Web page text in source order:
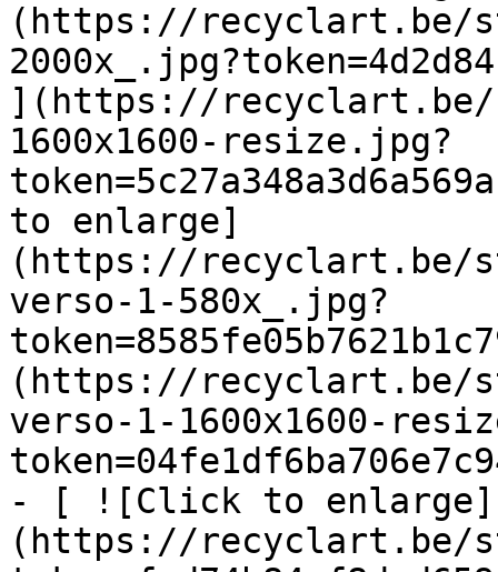
(https://recyclart.be/
](https://
1600x1600-resize.jpg?
to enlarge]
(https://recyclart.be/
verso-1-580x_.jpg?
(https://recyclart.be/
verso-1-1600x1600-
- [ ![Click to enlarge]
(https://recyclart.be/